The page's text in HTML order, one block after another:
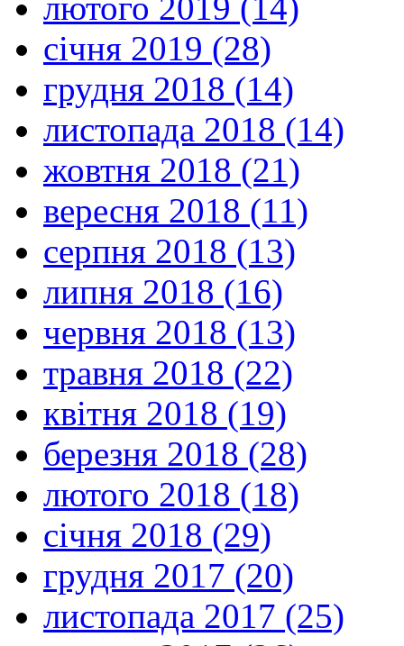
січня 2019 (28)
грудня 2018 (14)
листопада 2018 (14)
жовтня 2018 (21)
вересня 2018 (11)
серпня 2018 (13)
липня 2018 (16)
червня 2018 (13)
травня 2018 (22)
квітня 2018 (19)
березня 2018 (28)
лютого 2018 (18)
січня 2018 (29)
грудня 2017 (20)
листопада 2017 (25)